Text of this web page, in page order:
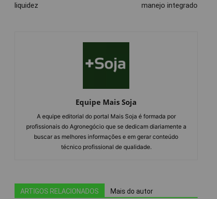
liquidez
manejo integrado
Equipe Mais Soja
A equipe editorial do portal Mais Soja é formada por
profissionais do Agronegócio que se dedicam diariamente a
buscar as melhores informações e em gerar conteúdo
técnico profissional de qualidade.
ARTIGOS RELACIONADOS Mais do autor